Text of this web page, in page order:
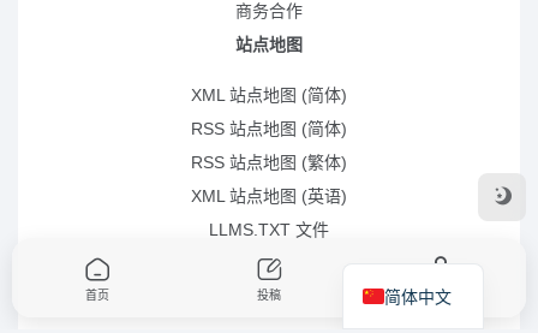
商务合作
站点地图
XML 站点地图 (简体)
RSS 站点地图 (简体)
RSS 站点地图 (繁体)
XML 站点地图 (英语)
LLMS.TXT 文件
首页 投稿 我的
简体中文